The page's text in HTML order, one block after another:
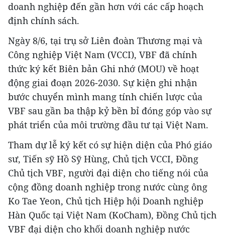
doanh nghiệp đến gần hơn với các cấp hoạch
định chính sách.
Ngày 8/6, tại trụ sở Liên đoàn Thương mại và
Công nghiệp Việt Nam (VCCI), VBF đã chính
thức ký kết Biên bản Ghi nhớ (MOU) về hoạt
động giai đoạn 2026-2030. Sự kiện ghi nhận
bước chuyển mình mang tính chiến lược của
VBF sau gần ba thập kỷ bền bỉ đóng góp vào sự
phát triển của môi trường đầu tư tại Việt Nam.
Tham dự lễ ký kết có sự hiện diện của Phó giáo
sư, Tiến sỹ Hồ Sỹ Hùng, Chủ tịch VCCI, Đồng
Chủ tịch VBF, người đại diện cho tiếng nói của
cộng đồng doanh nghiệp trong nước cùng ông
Ko Tae Yeon, Chủ tịch Hiệp hội Doanh nghiệp
Hàn Quốc tại Việt Nam (KoCham), Đồng Chủ tịch
VBF đại diện cho khối doanh nghiệp nước